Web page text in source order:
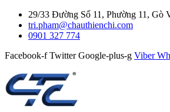
29/33 Đường Số 11, Phường 11, Gò
tri.pham@chauthienchi.com
0901 327 774
Facebook-f Twitter Google-plus-g Viber